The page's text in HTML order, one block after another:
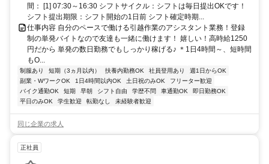
間： [1] 07:30～16:30 シフトサイクル：シフトは毎日提出OKです！
シフト提出期限：シフト開始の1日前 シフト確定時期...
仕事内容 自分のペースで働ける引越作業のアシスタント業務！登録
制の単発バイトなので友達も一緒に働けます！ 嬉しい！高時給1250
円だから 単発の数日勤務でもしっかり稼げる♪ ＊1日4時間～、短時間
もO...
制服あり 短期（3ヵ月以内） 扶養内勤務OK 社員登用あり
週1日からOK
副業・WワークOK
1日4時間以内OK 土日祝のみOK
フリーター歓迎
バイク通勤OK
短期 早朝 シフト自由 学歴不問 車通勤OK
即日勤務OK
平日のみOK
学生歓迎 転勤なし 未経験者歓迎
同じ企業の求人
正社員